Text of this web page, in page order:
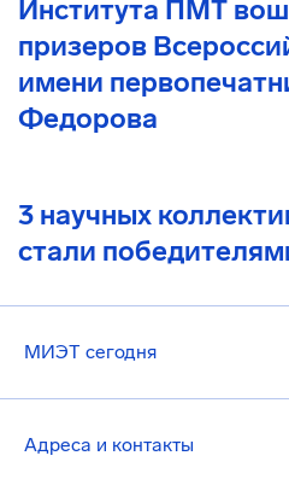
Института ПМТ
призеров
имени
Федорова
3 научных
стали
МИЭТ сегодня
Адреса и контакты